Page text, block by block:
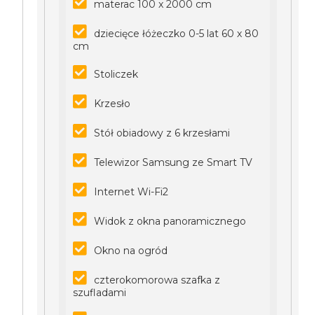
materac 100 x 2000 cm
dziecięce łóżeczko 0-5 lat 60 x 80
cm
Stoliczek
Krzesło
Stół obiadowy z 6 krzesłami
Telewizor Samsung ze Smart TV
Internet Wi-Fi2
Widok z okna panoramicznego
Okno na ogród
czterokomorowa szafka z
szufladami